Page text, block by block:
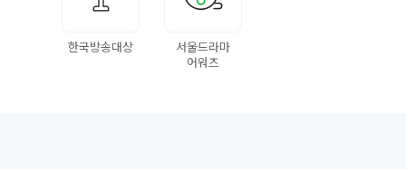
한국방송대상
서울드라마
어워즈